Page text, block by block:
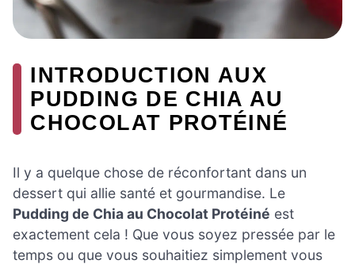
INTRODUCTION AUX
PUDDING DE CHIA AU
CHOCOLAT PROTÉINÉ
Il y a quelque chose de réconfortant dans un
dessert qui allie santé et gourmandise. Le
Pudding de Chia au Chocolat Protéiné est
exactement cela ! Que vous soyez pressée par le
temps ou que vous souhaitiez simplement vous